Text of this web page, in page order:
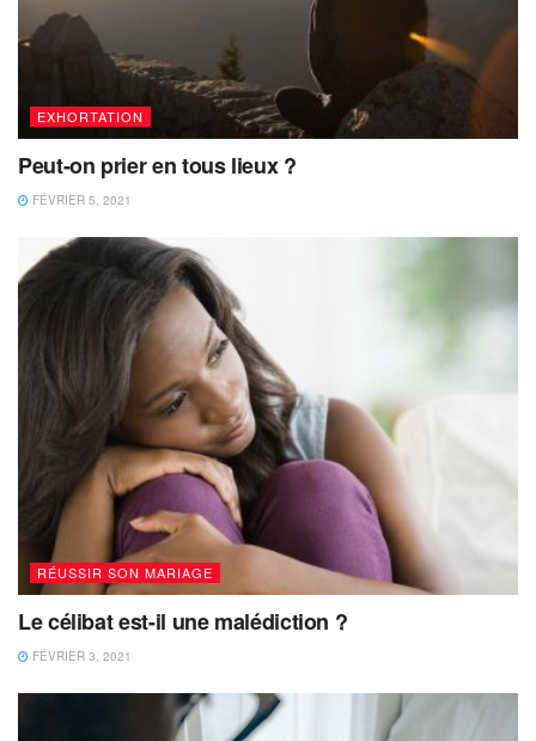
EXHORTATION
Peut-on prier en tous lieux ?
FÉVRIER 5, 2021
RÉUSSIR SON MARIAGE
Le célibat est-il une malédiction ?
FÉVRIER 3, 2021